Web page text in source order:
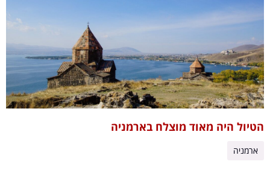
הטיול היה מאוד מוצלח בארמניה
ארמניה